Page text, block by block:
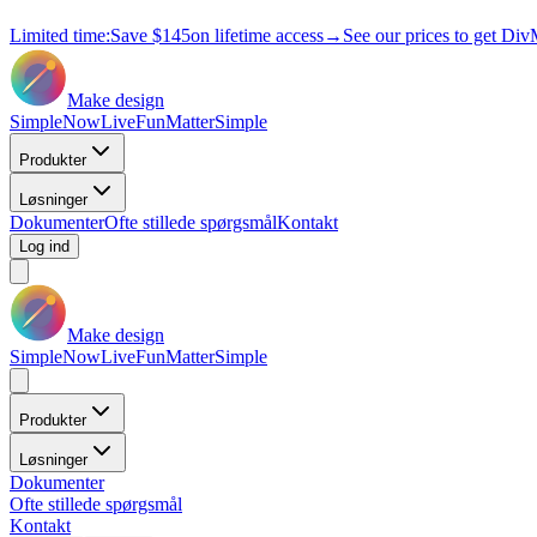
Limited time:Save $145on lifetime access→ See our prices to get
Make design
SimpleNowLiveFunMatterSimple
Produkter
Løsninger
DokumenterOfte stillede spørgsmålKontakt
Log ind
Make design
SimpleNowLiveFunMatterSimple
Produkter
Løsninger
Dokumenter
Ofte stillede spørgsmål
Kontakt